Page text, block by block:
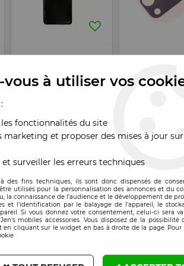
Compatible EN STOCK
G985/G986 Galaxy S20
Plus/S20 Plus 5G noir
Compatible
Samsung G985/
Galaxy S20 Plus/
à utiliser vos
fonctionnalités du site
marketing et proposer des mises à jour
surveiller les erreurs techniques
des fins techniques, ils sont donc dispensés de
utilisés pour la personnalisation des annonces et du
la connaissance de l'audience et le développement de
et l'identification par le balayage de l'appareil, le
Si vous donnez votre consentement, celui-ci sera
mobiles accessories. Vous disposez de la possibilité
cliquant sur le widget en bas à droite de la page. Pour